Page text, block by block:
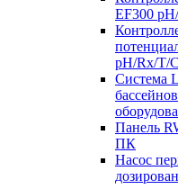
EF300
pH/Rx/T/
Система
Панель
ПК
Насос